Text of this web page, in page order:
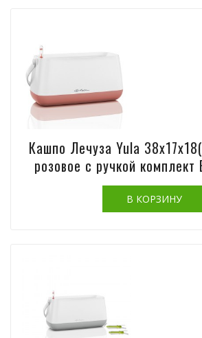
Кашпо Лечуза Yula
розовое с ручкой